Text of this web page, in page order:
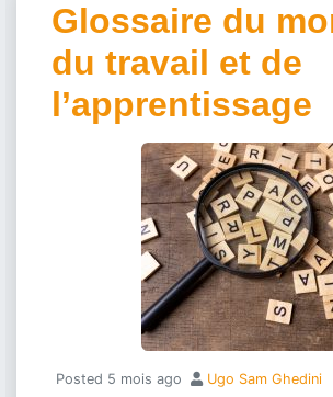
Glossaire du
du travail et de
l’apprentissage
Posted 5 mois ago
Updated on24 mars 2026Ugo Sam Ghedini